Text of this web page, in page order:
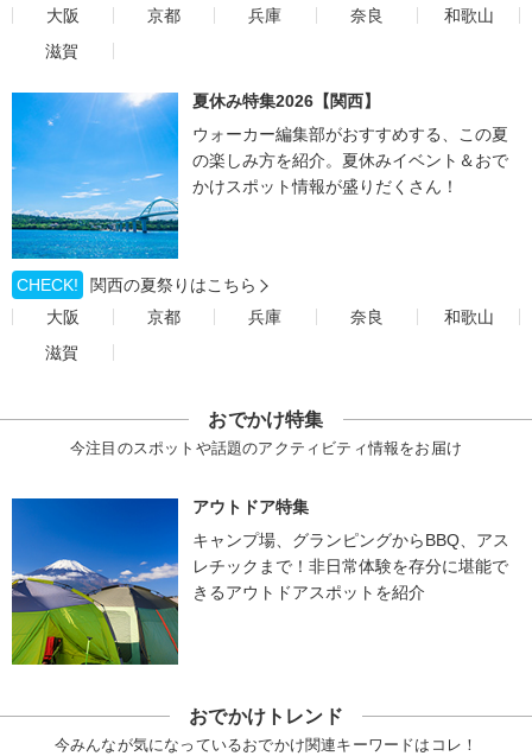
大阪
京都 兵庫 奈良
和歌山
滋賀
夏休み特集2026【関西】
ウォーカー編集部がおすすめする、この夏
の楽しみ方を紹介。夏休みイベント＆おで
かけスポット情報が盛りだくさん！
CHECK!
関西の夏祭りはこちら
大阪
京都 兵庫 奈良
和歌山
滋賀
おでかけ特集
今注目のスポットや話題のアクティビティ情報をお届け
アウトドア特集
キャンプ場、グランピングからBBQ、アス
レチックまで！非日常体験を存分に堪能で
きるアウトドアスポットを紹介
おでかけトレンド
今みんなが気になっているおでかけ関連キーワードはコレ！